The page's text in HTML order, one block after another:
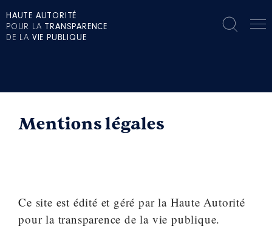
HAUTE AUTORITÉ
POUR LA TRANSPARENCE
DE LA VIE PUBLIQUE
Mentions légales
Ce site est édité et géré par la Haute Autorité
pour la transparence de la vie publique.